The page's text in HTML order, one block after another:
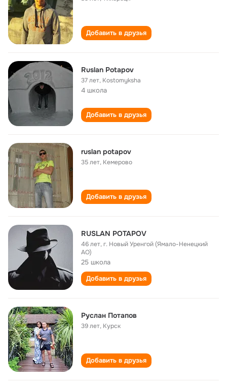
Добавить в друзья
Ruslan Potapov
37 лет, Kostomyksha
4 школа
Добавить в друзья
ruslan potapov
35 лет, Кемерово
Добавить в друзья
RUSLAN POTAPOV
46 лет,г. Новый Уренгой (Ямало-Ненецкий
АО)
25 школа
Добавить в друзья
Руслан Потапов
39 лет, Курск
Добавить в друзья